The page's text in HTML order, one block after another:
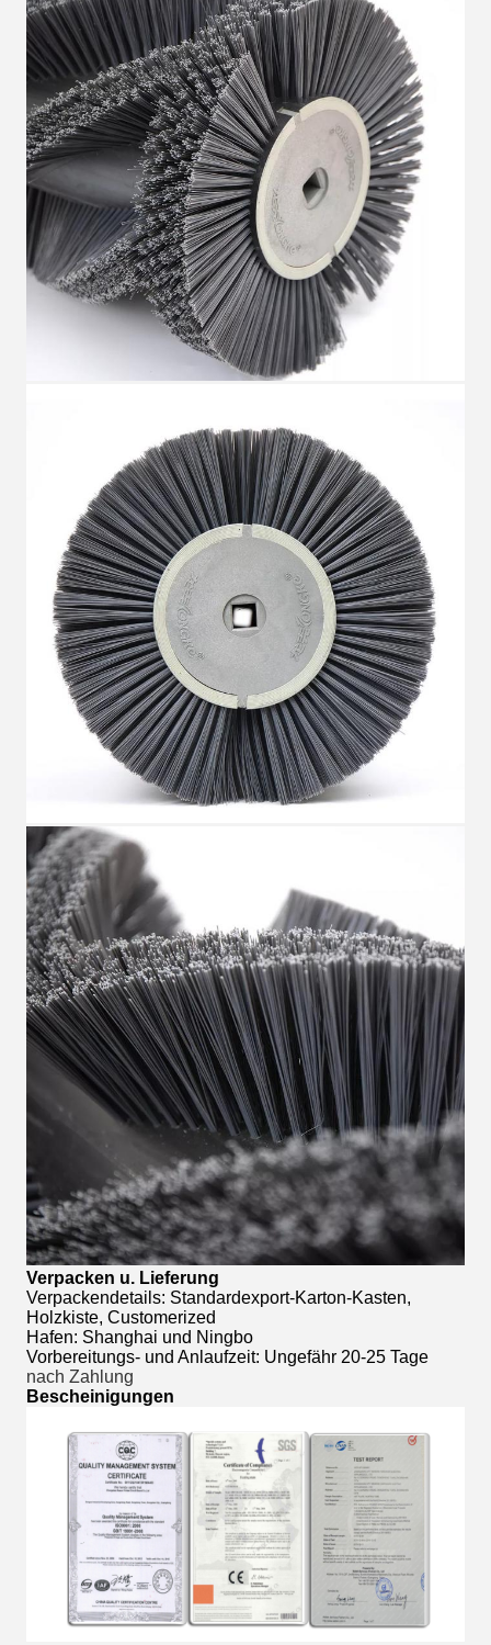
Verpacken u. Lieferung
Verpackendetails: Standardexport-Karton-Kasten,
Holzkiste, Customerized
Hafen: Shanghai und Ningbo
Vorbereitungs- und Anlaufzeit: Ungefähr 20-25 Tage
nach Zahlung
Bescheinigungen